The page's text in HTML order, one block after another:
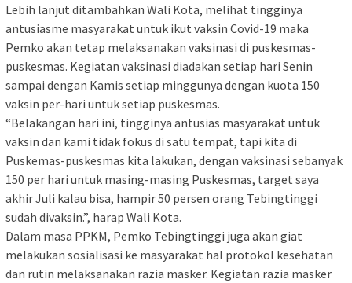
Lebih lanjut ditambahkan Wali Kota, melihat tingginya
antusiasme masyarakat untuk ikut vaksin Covid-19 maka
Pemko akan tetap melaksanakan vaksinasi di puskesmas-
puskesmas. Kegiatan vaksinasi diadakan setiap hari Senin
sampai dengan Kamis setiap minggunya dengan kuota 150
vaksin per-hari untuk setiap puskesmas.
“Belakangan hari ini, tingginya antusias masyarakat untuk
vaksin dan kami tidak fokus di satu tempat, tapi kita di
Puskemas-puskesmas kita lakukan, dengan vaksinasi sebanyak
150 per hari untuk masing-masing Puskesmas, target saya
akhir Juli kalau bisa, hampir 50 persen orang Tebingtinggi
sudah divaksin.”, harap Wali Kota.
Dalam masa PPKM, Pemko Tebingtinggi juga akan giat
melakukan sosialisasi ke masyarakat hal protokol kesehatan
dan rutin melaksanakan razia masker. Kegiatan razia masker